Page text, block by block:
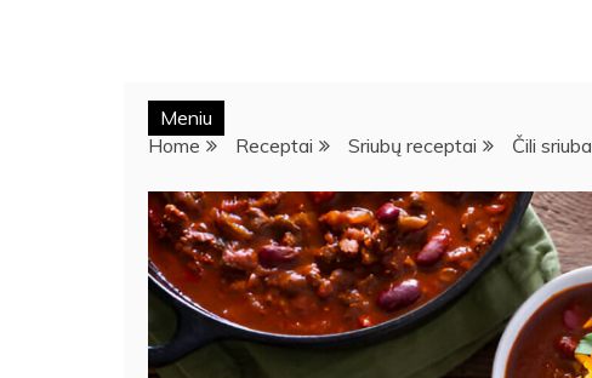
Meniu
Home
Receptai Sriubų receptai Čili sriuba